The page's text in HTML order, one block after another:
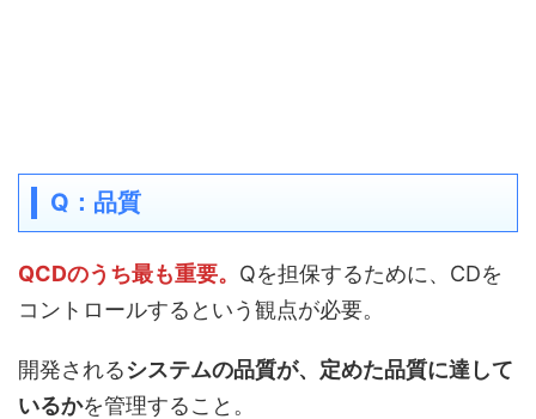
Q：品質
QCDのうち最も重要。 Qを担保するために、CDを
コントロールするという観点が必要。
開発されるシステムの品質が、定めた品質に達して
いるかを管理すること。